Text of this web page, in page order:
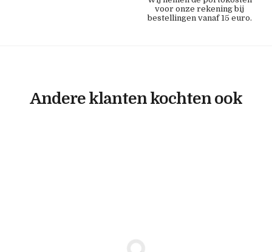
voor onze rekening bij
bestellingen vanaf 15 euro.
Andere klanten kochten ook